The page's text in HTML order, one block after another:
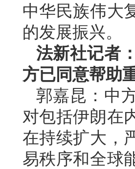
中华民族伟大
的发展振兴。
法新社记者
方已同意帮助
郭嘉昆：中
对包括伊朗在
在持续扩大，
易秩序和全球